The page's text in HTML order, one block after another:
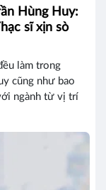
Hùng Huy:
sĩ xịn sò
làm trong
cũng như bao
ngành từ vị trí